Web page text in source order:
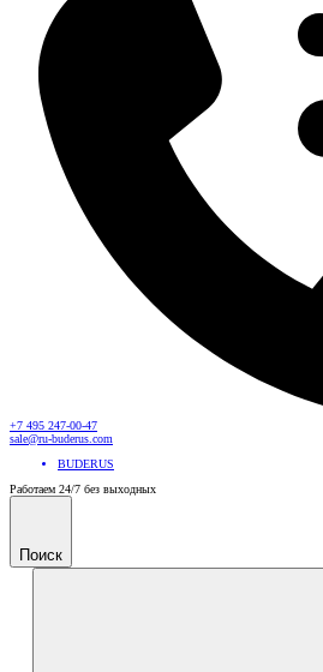
+7 495 247-00-47
sale@ru-buderus.com
BUDERUS
Работаем 24/7 без выходных
Поиск